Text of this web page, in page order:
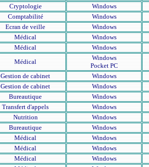
Cryptologie Windows
Comptabilité Windows
Ecran de veille Windows
Médical Windows
Médical Windows
Médical
Windows
Pocket PC
Gestion de cabinet Windows
Gestion de cabinet Windows
Bureautique Windows
Transfert d'appels Windows
Nutrition Windows
Bureautique Windows
Médical Windows
Médical Windows
Médical Windows